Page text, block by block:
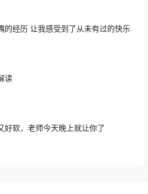
的经历 让我感受到了从未有过的快乐
读
好软，老师今天晚上就让你了